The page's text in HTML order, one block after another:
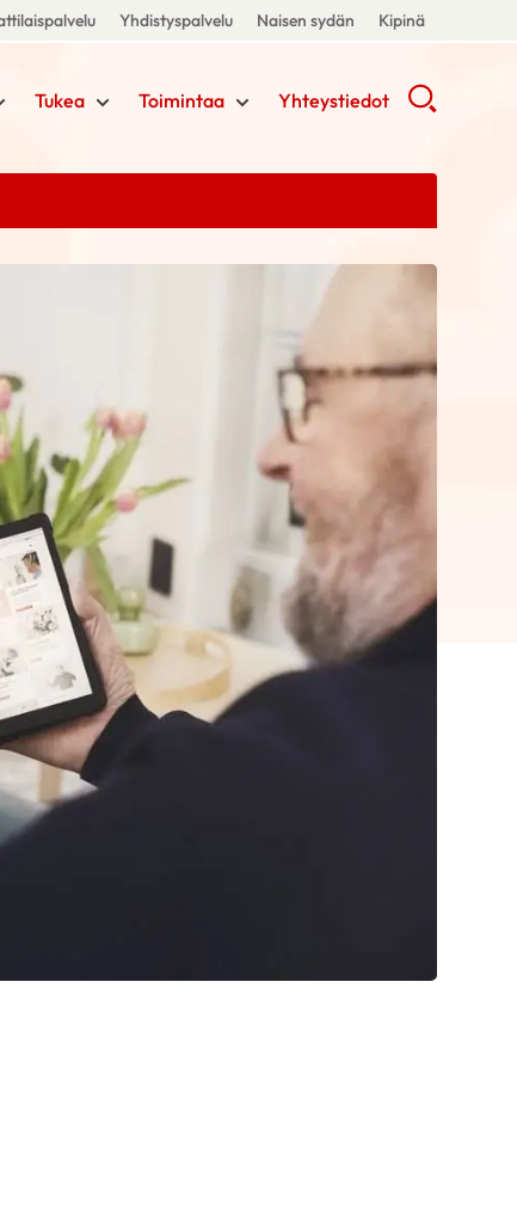
Yhdistyspalvelu Naisen sydän Kipinä
Tukea Toimintaa Yhteystiedot